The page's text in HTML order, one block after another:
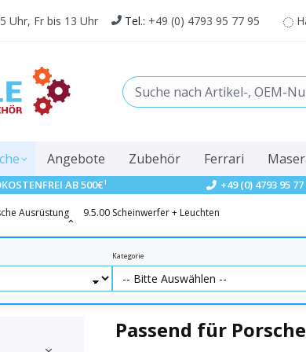
springen
Uhr, Fr bis 13 Uhr Tel.: +49 (0) 4793 95 77 95
Angebote Zubehör Ferrari
AB 500€1 +49 (0) 4793 95 77
Ausrüstung 9.5.00 Scheinwerfer + Leuchten
Kategorie
Passend für